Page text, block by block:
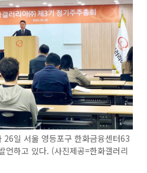
일 서울 영등포구 한화금융센터63
언하고 있다. (사진제공=한화갤러리